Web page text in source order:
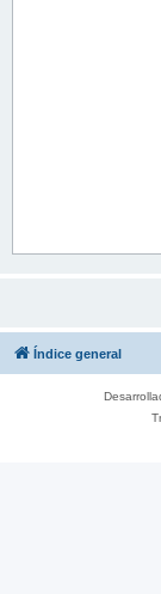
Índice general